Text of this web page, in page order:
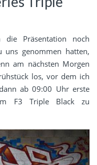
Präsentation noch
uns genommen hatten,
am nächsten Morgen
los, vor dem ich
ab 09:00 Uhr erste
F3 Triple Black zu